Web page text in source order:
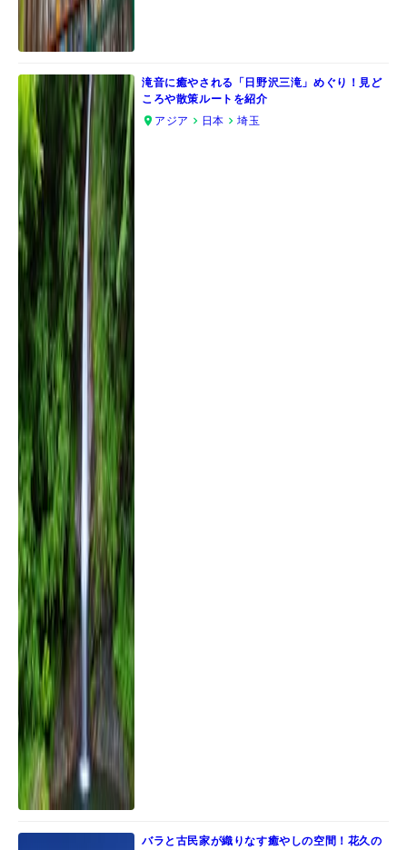
滝音に癒やされる「日野沢三滝」めぐり！見ど
ころや散策ルートを紹介
アジア
日本 埼玉
バラと古民家が織りなす癒やしの空間！花久の